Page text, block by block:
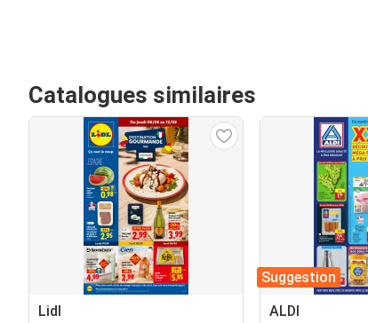
Catalogues similaires
Lidl
Suggestion
ALDI